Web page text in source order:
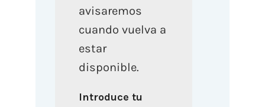
avisaremos
cuando vuelva a
estar
disponible.
Introduce tu